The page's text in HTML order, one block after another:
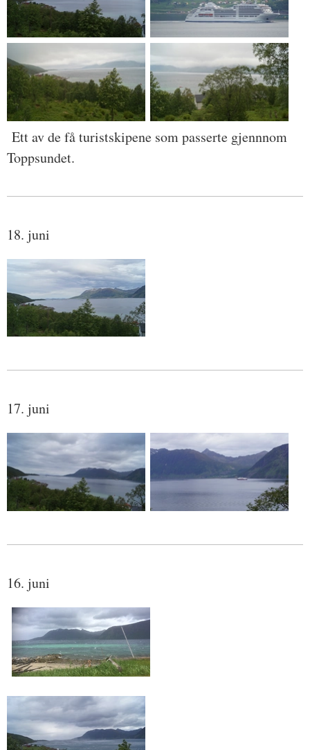
Ett av de få turistskipene som passerte gjennnom
Toppsundet.
18. juni
17. juni
16. juni